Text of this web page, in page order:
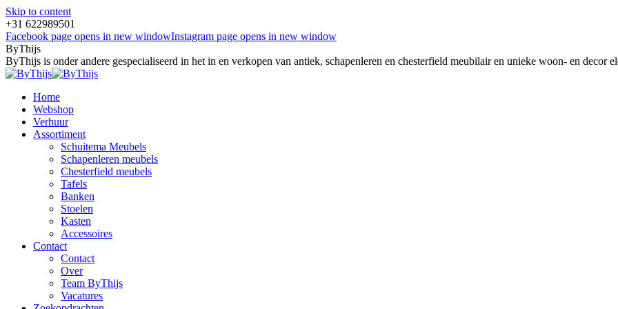
Skip to content
+31 622989501
Facebook page opens in new windowInstagram page opens in new window
ByThijs
ByThijs is onder andere gespecialiseerd in het in en verkopen van antiek, schapenleren en chesterfield meubilair en unieke woon- en decor
Home
Webshop
Verhuur
Assortiment
Schuitema Meubels
Schapenleren meubels
Chesterfield meubels
Tafels
Banken
Stoelen
Kasten
Accessoires
Contact
Contact
Over
Team ByThijs
Vacatures